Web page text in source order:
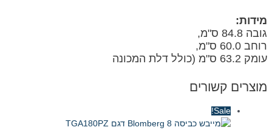
מידות:
גובה 84.8 ס"מ,
רוחב 60.0 ס"מ,
עומק 63.2 ס"מ (כולל דלת המכונה
מוצרים קשורים
Sale!